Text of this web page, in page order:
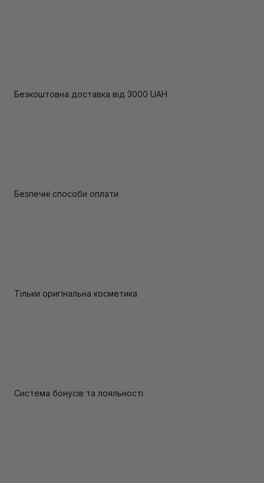
Безкоштовна доставка від 3000 UAH
Безпечні способи оплати
Тільки оригінальна косметика
Система бонусів та лояльності